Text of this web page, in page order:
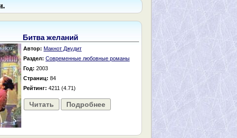
Битва желаний
Автор: Макнот Джудит
Раздел: Современные любовные романы
Год: 2003
Страниц: 84
Рейтинг: 4211 (4.71)
Читать Подробнее